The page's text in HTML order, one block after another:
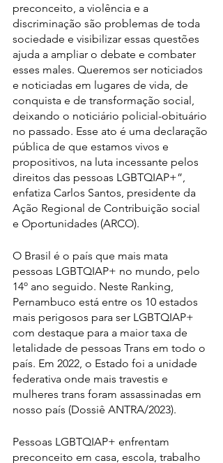
preconceito, a violência e a
discriminação são problemas de toda
sociedade e visibilizar essas questões
ajuda a ampliar o debate e combater
esses males. Queremos ser noticiados
e noticiadas em lugares de vida, de
conquista e de transformação social,
deixando o noticiário policial-obituário
no passado. Esse ato é uma declaração
pública de que estamos vivos e
propositivos, na luta incessante pelos
direitos das pessoas LGBTQIAP+”,
enfatiza Carlos Santos, presidente da
Ação Regional de Contribuição social
e Oportunidades (ARCO).
O Brasil é o país que mais mata
pessoas LGBTQIAP+ no mundo, pelo
14º ano seguido. Neste Ranking,
Pernambuco está entre os 10 estados
mais perigosos para ser LGBTQIAP+
com destaque para a maior taxa de
letalidade de pessoas Trans em todo o
país. Em 2022, o Estado foi a unidade
federativa onde mais travestis e
mulheres trans foram assassinadas em
nosso país (Dossiê ANTRA/2023).
Pessoas LGBTQIAP+ enfrentam
preconceito em casa, escola, trabalho